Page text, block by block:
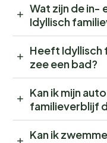
Wat zijn de in-
Idyllisch
Heeft Idyllisch
zee een bad?
Kan ik mijn
familieverblijf
Kan ik